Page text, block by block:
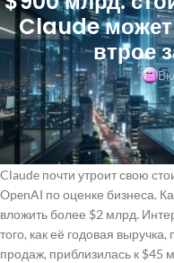
Claude может
втрое
Компания Anthropic
инвестиционного раунда на
оценить её в $900 млрд без
сделка будет завершена в
Claude почти утроит свою
OpenAI по оценке бизнеса.
вложить более $2 млрд.
того, как её годовая
продаж, приблизилась к $45